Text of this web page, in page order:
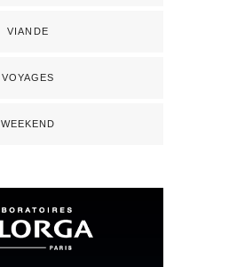
VIANDE
VOYAGES
WEEKEND